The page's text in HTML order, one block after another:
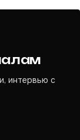
интервью с